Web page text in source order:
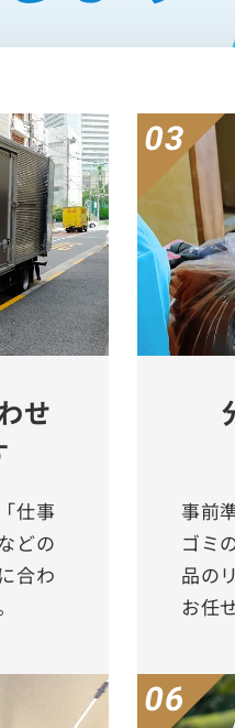
せ
仕事
どの
合わ
事前
ゴミ
品の
お任